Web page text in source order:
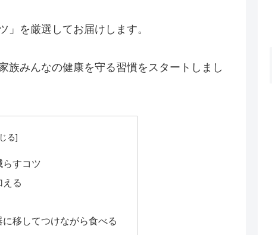
を厳選してお届けします。
族みんなの健康を守る習慣をスタートしまし
らすコツ
える
移してつけながら食べる